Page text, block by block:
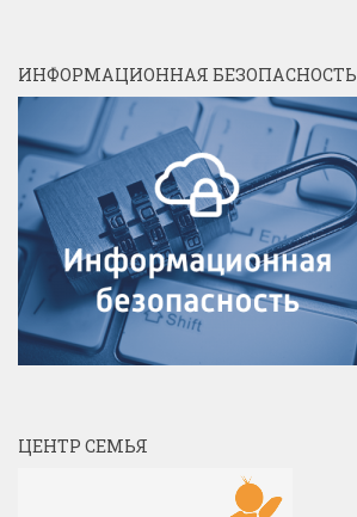
ИНФОРМАЦИОННАЯ БЕЗОПАСНОСТЬ
ЦЕНТР СЕМЬЯ